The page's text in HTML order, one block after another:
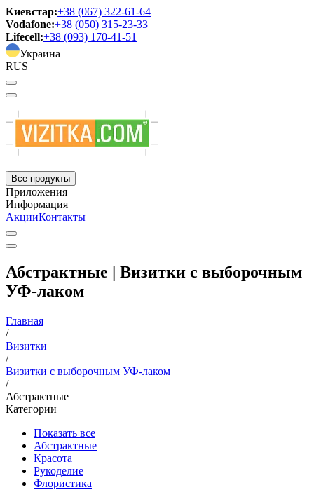
Киевстар:+38 (067) 322-61-64
Vodafone:+38 (050) 315-23-33
Lifecell:+38 (093) 170-41-51
Украина
RUS
Все продукты
Приложения
Информация
АкцииКонтакты
Абстрактные | Визитки с выборочным
УФ-лаком
Главная
/
Визитки
/
Визитки с выборочным УФ-лаком
/
Абстрактные
Категории
Показать все
Абстрактные
Красота
Рукоделие
Флористика